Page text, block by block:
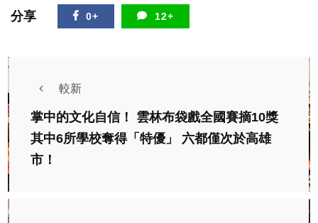
分享 0+ 12+
較新
掌中的文化自信！ 雲林布袋戲全國賽摘10獎
其中6所學校奪得「特優」 六都僅次於高雄
市！